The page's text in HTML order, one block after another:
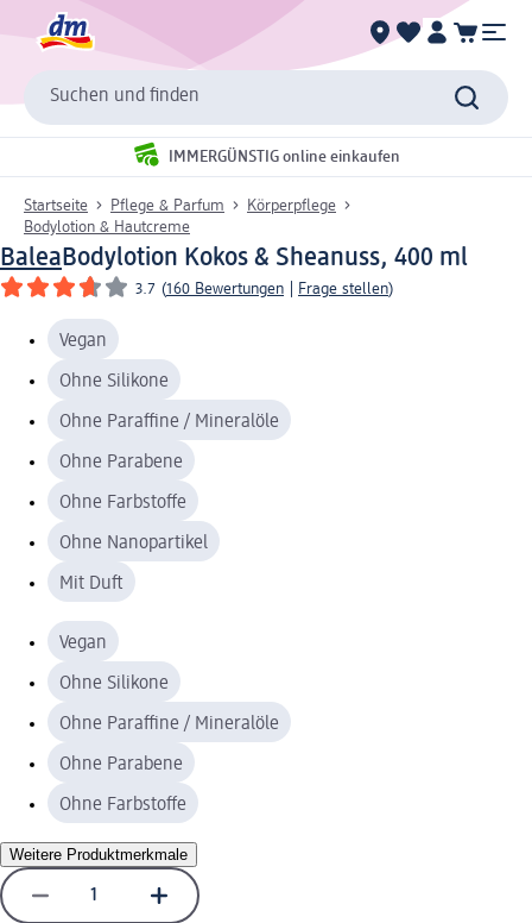
Suchen und finden
IMMERGÜNSTIG online einkaufen
Startseite Pflege & Parfum
Körperpflege
Bodylotion & Hautcreme
BaleaBodylotion Kokos & Sheanuss, 400 ml
3.7 (160 Bewertungen Frage stellen)
Vegan
Ohne Silikone
Ohne Paraffine / Mineralöle
Ohne Parabene
Ohne Farbstoffe
Ohne Nanopartikel
Mit Duft
Vegan
Ohne Silikone
Ohne Paraffine / Mineralöle
Ohne Parabene
Ohne Farbstoffe
Weitere Produktmerkmale